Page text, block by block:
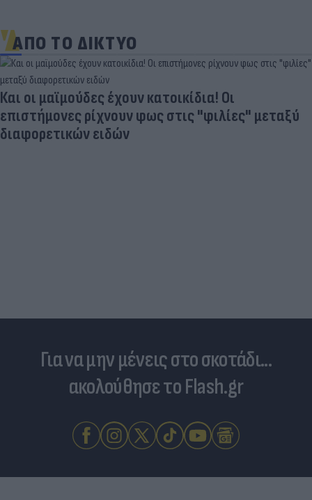
ΑΠΟ ΤΟ ΔΙΚΤΥΟ
Για να μην μένεις στο σκοτάδι...
ακολούθησε το Flash.gr